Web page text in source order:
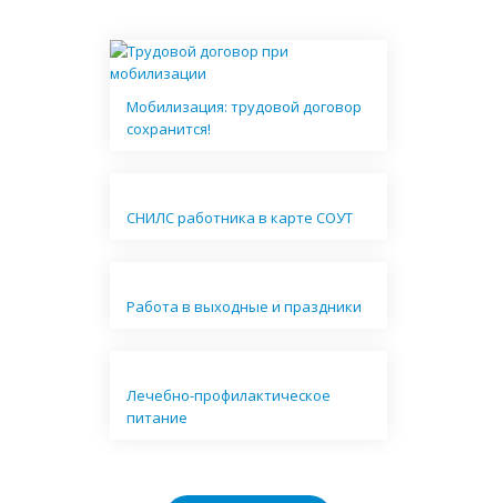
Мобилизация: трудовой договор
сохранится!
СНИЛС работника в карте СОУТ
Работа в выходные и праздники
Лечебно-профилактическое
питание